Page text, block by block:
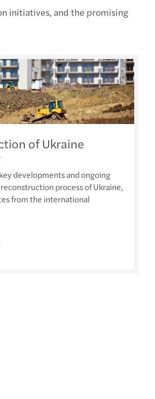
звітності
initiatives, and the promising
of Ukraine
developments and ongoing
process of Ukraine,
from the international